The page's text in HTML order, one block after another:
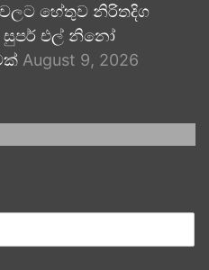
හේතුව නිරිතදිග
සුපර් එල් නිනෝ
August 9, 2026